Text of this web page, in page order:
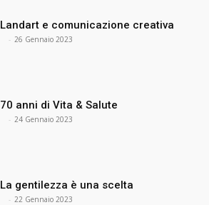
Landart e comunicazione creativa
- 26 Gennaio 2023
70 anni di Vita & Salute
- 24 Gennaio 2023
La gentilezza è una scelta
- 22 Gennaio 2023